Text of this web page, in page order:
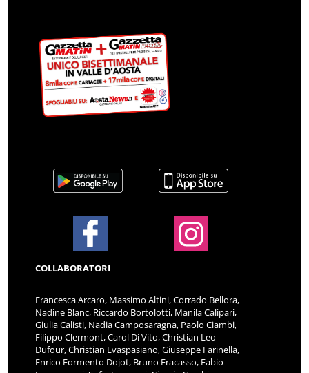
COLLABORATORI
Francesca Arcaro, Massimo Altini, Corrado Bellora,
Nadine Blanc, Riccardo Bortolotti, Manila Calipari,
Giulia Calisti, Nadia Camposaragna, Paolo Ciambi,
Filippo Clermont, Carol Di Vito, Christian Leo
Dufour, Christian Evaspasiano, Giuseppe Farinella,
Enrico Formento Dojot, Bruno Fracasso, Fabio